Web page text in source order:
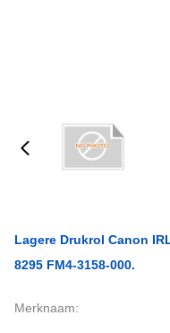
Lagere Drukrol Canon
8295 FM4-3158-000.
Merknaam: